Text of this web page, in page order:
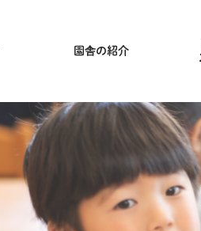
園舎の紹介